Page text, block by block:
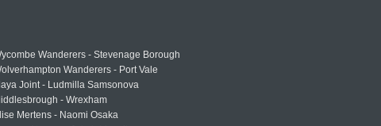
Wanderers - Stevenage Borough
Wanderers - Port Vale
Joint - Ludmilla Samsonova
- Wrexham
Mertens - Naomi Osaka